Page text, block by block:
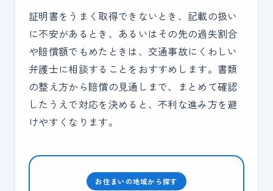
証明書をうまく取得できないとき、記載の扱い
に不安があるとき、あるいはその先の過失割合
や賠償額でもめたときは、交通事故にくわしい
弁護士に相談することをおすすめします。書類
の整え方から賠償の見通しまで、まとめて確認
したうえで対応を決めると、不利な進み方を避
けやすくなります。
お住まいの地域から探す